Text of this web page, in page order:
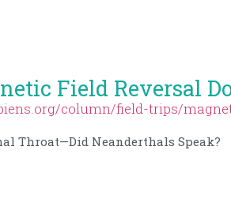
Field Reversal
column/field-trips/
Throat—Did Neanderthals Speak?